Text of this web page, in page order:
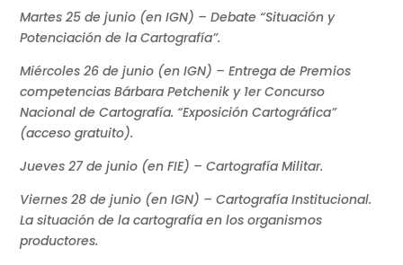
Martes 25 de junio (en IGN) – Debate “Situación y
Potenciación de la Cartografía”.
Miércoles 26 de junio (en IGN) – Entrega de Premios
competencias Bárbara Petchenik y 1er Concurso
Nacional de Cartografía. “Exposición Cartográfica”
(acceso gratuito).
Jueves 27 de junio (en FIE) – Cartografía Militar.
Viernes 28 de junio (en IGN) – Cartografía Institucional.
La situación de la cartografía en los organismos
productores.